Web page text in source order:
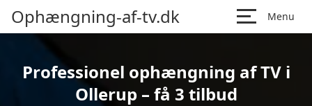
Ophængning-af-tv.dk Menu
Professionel ophængning af TV i
Ollerup – få 3 tilbud